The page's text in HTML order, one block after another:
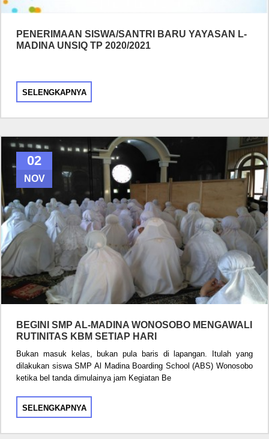
PENERIMAAN SISWA/SANTRI BARU YAYASAN L-
MADINA UNSIQ TP 2020/2021
SELENGKAPNYA
02
NOV
BEGINI SMP AL-MADINA WONOSOBO MENGAWALI
RUTINITAS KBM SETIAP HARI
Bukan masuk kelas, bukan pula baris di lapangan. Itulah yang
dilakukan siswa SMP Al Madina Boarding School (ABS) Wonosobo
ketika bel tanda dimulainya jam Kegiatan Be
SELENGKAPNYA